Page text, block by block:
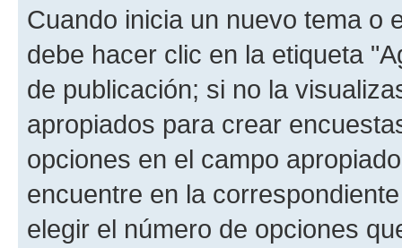
Cuando inicia un nuevo tema o
debe hacer clic en la etiqueta
de publicación; si no la
apropiados para crear
opciones en el campo
encuentre en la
elegir el número de opciones